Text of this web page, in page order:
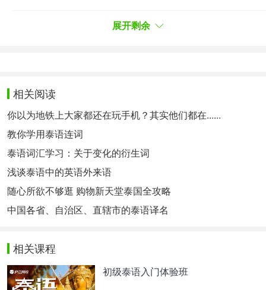
【泰语实用短语短句听写】第6期 日常对话之“谢谢”
>>初中级资料<<
【基础泰语（1）】第一课 单音节听写练习（2/6）
【基础泰语（1）】第一课 中辅音和单元音（1/6）
【基础泰语（2）】第一课 打招呼（2）
【基础泰语（1）】第一课 辨音听写练习（3/6）
【泰语歌曲听写】不确定---Nicole
【基础泰语2】第一课 打招呼 （1）
展开剩余
相关阅读
你以为地铁上大家都还在玩手机？其实他们都在......
教你学用泰语连词
泰语词汇学习：关于变化的衍生词
浅谈泰语中的英语外来语
随心所欲不够逛 购物新天堂泰国全攻略
中国各省、自治区、直辖市的泰语译名
相关课程
初级泰语入门体验班